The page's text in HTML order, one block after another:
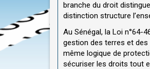
branche du droit
distinction structure
Au Sénégal, la Loi n°64-
gestion des terres et des
même logique de
sécuriser les droits tout